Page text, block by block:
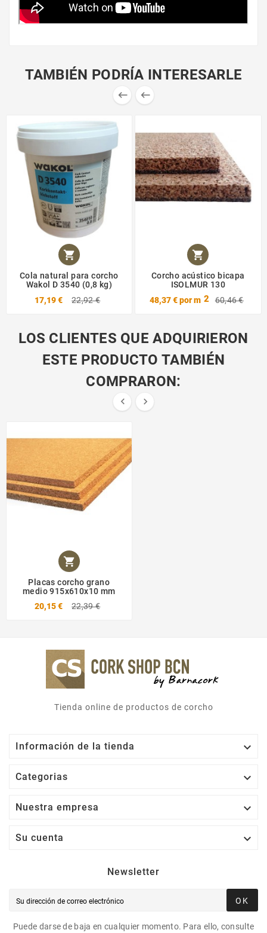
TAMBIÉN PODRÍA INTERESARLE
 

Cola natural para corcho
Wakol D 3540 (0,8 kg)
17,19 €
22,92 €

Corcho acústico bicapa
ISOLMUR 130
48,37 € por m 2 60,46 €
LOS CLIENTES QUE ADQUIRIERON
ESTE PRODUCTO TAMBIÉN
COMPRARON:
 

Placas corcho grano
medio 915x610x10 mm
20,15 €
22,39 €
Tienda online de productos de corcho
Información de la tienda 
Categorias 
Nuestra empresa 
Su cuenta 
Newsletter
OK
Puede darse de baja en cualquier momento. Para ello, consulte